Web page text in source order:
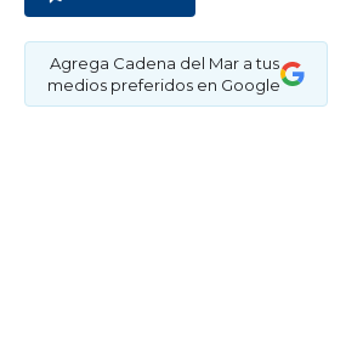
Agrega Cadena del Mar a tus
medios preferidos en Google